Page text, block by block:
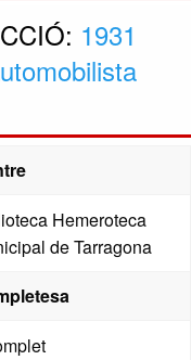
1931
Hemeroteca
de Tarragona